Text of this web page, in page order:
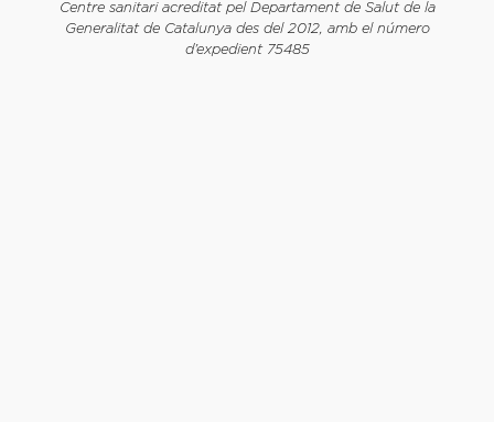
Centre sanitari acreditat pel Departament de Salut de la
Generalitat de Catalunya des del 2012, amb el número
d’expedient 75485